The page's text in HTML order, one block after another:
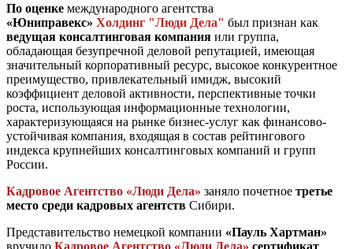
По оценке международного агентства
«Юниправекс» Холдинг "Люди Дела" был признан как
ведущая консалтинговая компания или группа,
обладающая безупречной деловой репутацией, имеющая
значительный корпоративный ресурс, высокое конкурентное
преимущество, привлекательный имидж, высокий
коэффициент деловой активности, перспективные точки
роста, использующая информационные технологии,
характеризующаяся на рынке бизнес-услуг как финансово-
устойчивая компания, входящая в состав рейтингового
индекса крупнейших консалтинговых компаний и групп
России.
Кадровое Агентство «Люди Дела» заняло почетное третье
место среди кадровых агентств Сибири.
Представительство немецкой компании «Пауль Хартман»
вручило Кадровое Агентство «Люди Дела» сертификат